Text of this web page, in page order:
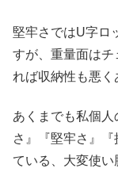
堅牢さではU字ロ
すが、重量面は
れば収納性も悪く
あくまでも私個
さ』『堅牢さ』
ている、大変使い